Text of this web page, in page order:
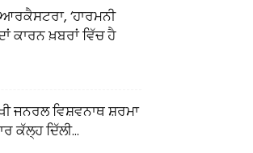
‘ਹਾਰਮਨੀ
ਕਾਰਨ ਖ਼ਬਰਾਂ ਵਿੱਚ ਹੈ
ਜਨਰਲ ਵਿਸ਼ਵਨਾਥ ਸ਼ਰਮਾ
ਕੱਲ੍ਹ ਦਿੱਲੀ...